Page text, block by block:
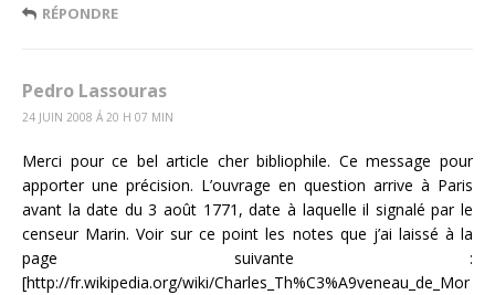
RÉPONDRE
Pedro Lassouras
24 JUIN 2008 Á 20 H 07 MIN
Merci pour ce bel article cher bibliophile. Ce message pour
apporter une précision. L’ouvrage en question arrive à Paris
avant la date du 3 août 1771, date à laquelle il signalé par le
censeur Marin. Voir sur ce point les notes que j’ai laissé à la
page suivante :
[http://fr.wikipedia.org/wiki/Charles_Th%C3%A9veneau_de_Mor